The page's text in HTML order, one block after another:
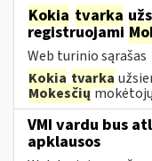
Kokia tvarka
registruojami
Web turinio sąrašas
Kokia tvarka
Mokesčių
VMI vardu bus
apklausos